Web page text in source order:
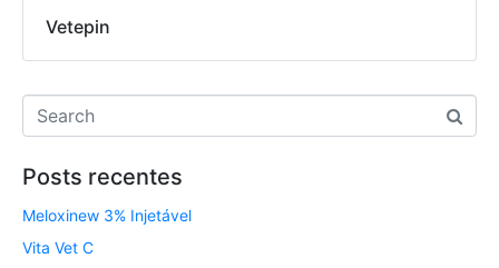
Vetepin
Posts recentes
Meloxinew 3% Injetável
Vita Vet C